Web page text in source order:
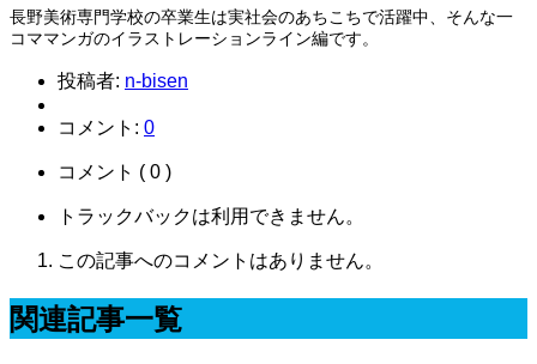
長野美術専門学校の卒業生は実社会のあちこちで活躍中、そんな一
コママンガのイラストレーションライン編です。
投稿者: n-bisen
コメント: 0
コメント ( 0 )
トラックバックは利用できません。
この記事へのコメントはありません。
関連記事一覧